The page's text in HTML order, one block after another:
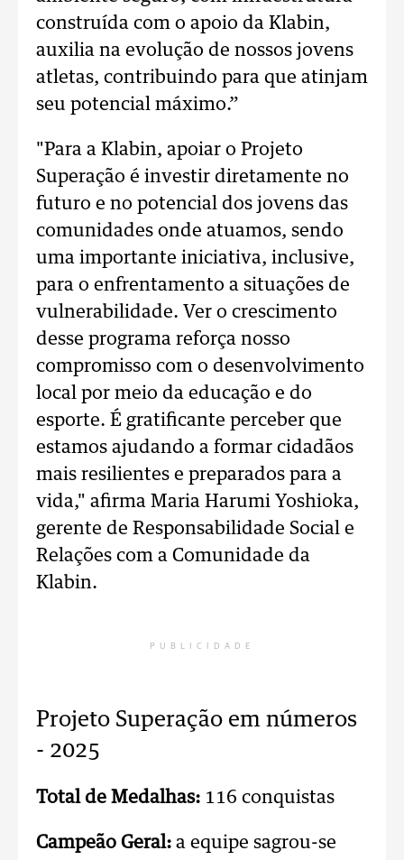
construída com o apoio da Klabin,
auxilia na evolução de nossos jovens
atletas, contribuindo para que atinjam
seu potencial máximo.”
"Para a Klabin, apoiar o Projeto
Superação é investir diretamente no
futuro e no potencial dos jovens das
comunidades onde atuamos, sendo
uma importante iniciativa, inclusive,
para o enfrentamento a situações de
vulnerabilidade. Ver o crescimento
desse programa reforça nosso
compromisso com o desenvolvimento
local por meio da educação e do
esporte. É gratificante perceber que
estamos ajudando a formar cidadãos
mais resilientes e preparados para a
vida," afirma Maria Harumi Yoshioka,
gerente de Responsabilidade Social e
Relações com a Comunidade da
Klabin.
PUBLICIDADE
Projeto Superação em números
- 2025
Total de Medalhas: 116 conquistas
Campeão Geral: a equipe sagrou-se